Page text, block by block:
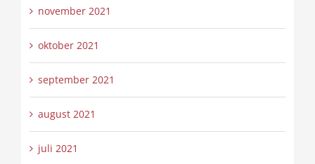
november 2021
oktober 2021
september 2021
august 2021
juli 2021